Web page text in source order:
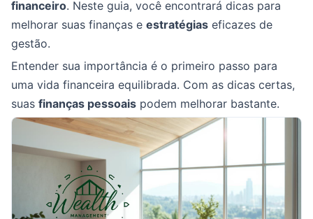
financeiro. Neste guia, você encontrará dicas para
melhorar suas finanças e estratégias eficazes de
gestão.
Entender sua importância é o primeiro passo para
uma vida financeira equilibrada. Com as dicas certas,
suas finanças pessoais podem melhorar bastante.